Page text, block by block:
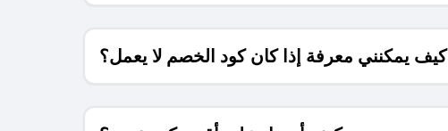
كيف يمكنني معرفة إذا كان كود الخصم لا يعمل؟